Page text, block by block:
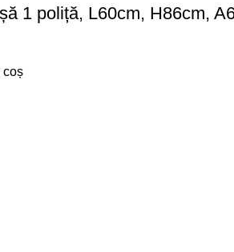
1 poliță, L60cm, H86cm,
coș